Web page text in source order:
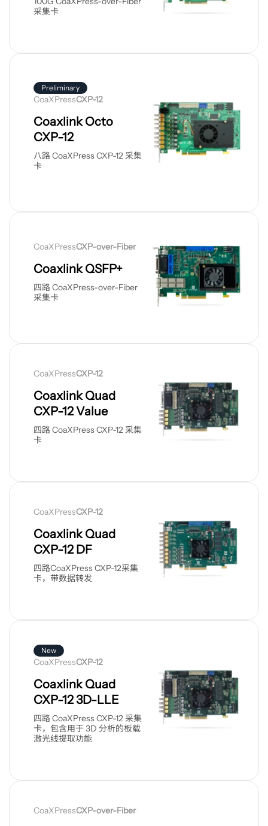
采集卡
查
Preliminary
CoaXPressCXP-12
Coaxlink Octo
CXP-12
八路 CoaXPress CXP-12 采集
卡
查
CoaXPressCXP-over-Fiber
Coaxlink QSFP+
四路 CoaXPress-over-Fiber
采集卡
查
CoaXPressCXP-12
Coaxlink Quad
CXP-12 Value
四路 CoaXPress CXP-12 采集
卡
查
CoaXPressCXP-12
Coaxlink Quad
CXP-12 DF
四路CoaXPress CXP-12采集
卡，带数据转发
查
New
CoaXPressCXP-12
Coaxlink Quad
CXP-12 3D-LLE
四路 CoaXPress CXP-12 采集
卡，包含用于 3D 分析的板载
激光线提取功能
查
CoaXPressCXP-over-Fiber